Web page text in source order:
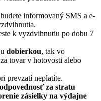
informovaný SMS a e-
k vyzdvihnutiu po dobu 7
dobierkou, tak vo
tovar v hotovosti alebo
prevzatí neplatíte.
za stratu
zásielky na výdajne